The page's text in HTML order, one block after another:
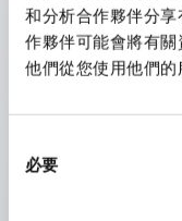
和分析合作夥伴分
作夥伴可能會將有
他們從您使用他們的
必要
泛的操作開關器。
提供72種標準迴路
透過6種形式與接
造。
配備可確認接點